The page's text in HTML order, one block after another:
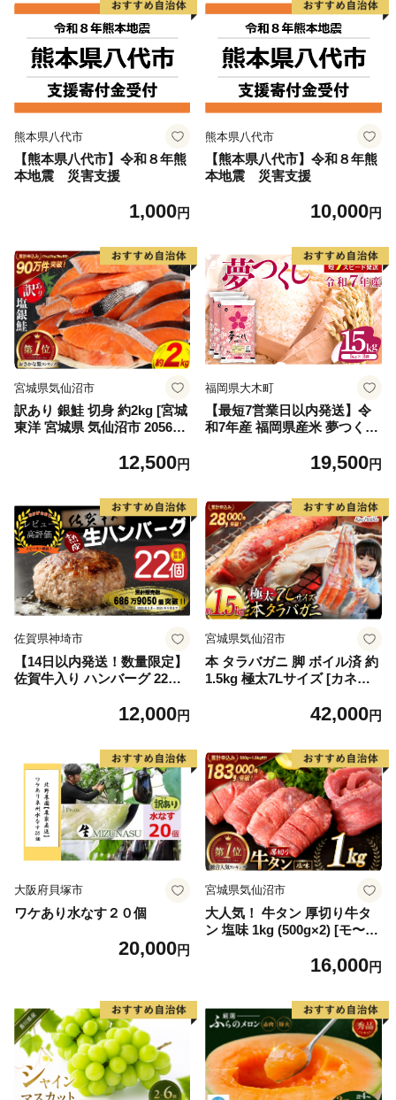
介
熊本県八代市
【熊本県八代市】令和８年熊
本地震 災害支援
1,000円
熊本県八代市
【熊本県八代市】令和８年熊
本地震 災害支援
10,000円
宮城県気仙沼市
訳あり 銀鮭 切身 約2kg [宮城
東洋 宮城県 気仙沼市 205649
格外 不揃い さけ サケ 鮭切身
切り身 魚 わけあり
12,500円
福岡県大木町
【最短7営業日以内発送】令
和7年産 福岡県産米 夢つくし
19,500円
佐賀県神埼市
【14日以内発送！数量限定】
佐賀牛入り ハンバーグ 22個
毛和牛 ブランド牛 九州 ハン
(H083106)
12,000円
宮城県気仙沼市
本 タラバガニ 脚 ボイル済 約
1.5kg 極太7Lサイズ [カネダ
6] カニ かに 蟹 たらばがに た
42,000円
大阪府貝塚市
ワケあり水なす２０個
20,000円
宮城県気仙沼市
大人気！ 牛タン 厚切り牛タ
ン 塩味 1kg (500g×2) [モ〜ラ
60] 肉 牛肉 精肉 牛たん 牛タ
厚切り タン
16,000円